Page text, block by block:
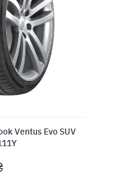
Ventus Evo SUV